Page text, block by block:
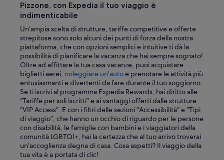
Pizzone, con Expedia il tuo viaggio è
indimenticabile
Un’ampia scelta di strutture, tariffe competitive e offerte
strepitose sono solo alcuni dei punti di forza della nostra
piattaforma, che con opzioni semplici e intuitive ti dà la
possibilità di pianificare la vacanza che hai sempre sognato!
Oltre ad affittare la tua casa vacanze, puoi acquistare
biglietti aerei, noleggiare un’autoe prenotare le attività più
entusiasmanti e divertenti da fare durante il tuo soggiorno.
Se ti iscrivi al programma Expedia Rewards, hai diritto alle
“Tariffe per soli iscritti” e ai vantaggi offerti dalle strutture
“VIP Access”. E con i filtri delle sezioni “Accessibilità” e “Tipi
di viaggio”, che hanno un occhio di riguardo per le persone
con disabilità, le famiglie con bambini e i viaggiatori della
comunità LGBTQI+, hai la certezza che al tuo arrivo troverai
un’accoglienza degna di casa. Cosa aspetti? Il viaggio della
tua vita è a portata di clic!